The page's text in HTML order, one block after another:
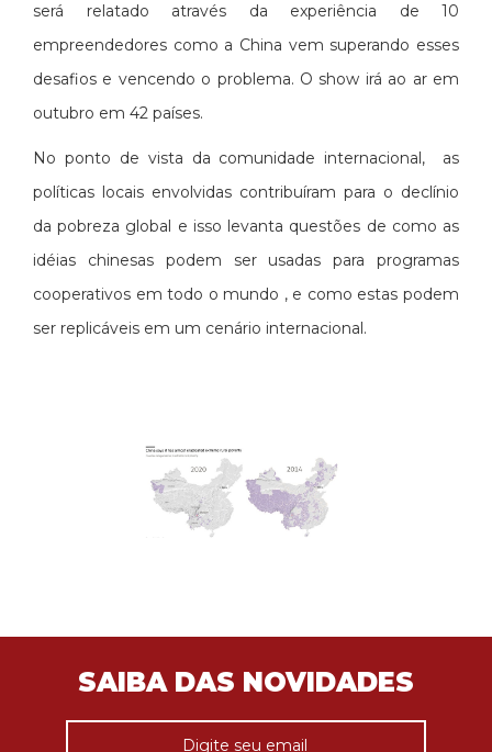
será relatado através da experiência de 10
empreendedores como a China vem superando esses
desafios e vencendo o problema. O show irá ao ar em
outubro em 42 países.
No ponto de vista da comunidade internacional, as
políticas locais envolvidas contribuíram para o declínio
da pobreza global e isso levanta questões de como as
idéias chinesas podem ser usadas para programas
cooperativos em todo o mundo , e como estas podem
ser replicáveis ​​em um cenário internacional.
SAIBA DAS NOVIDADES